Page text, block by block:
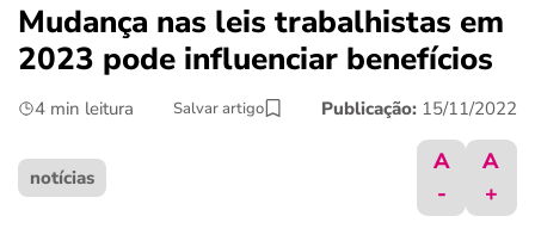
finanças
benefícios
crédito fácil
Mudança nas leis trabalhistas em
2023 pode influenciar benefícios
4 min leitura Salvar artigo Publicação: 15/11/2022
notícias
A
-
A
+